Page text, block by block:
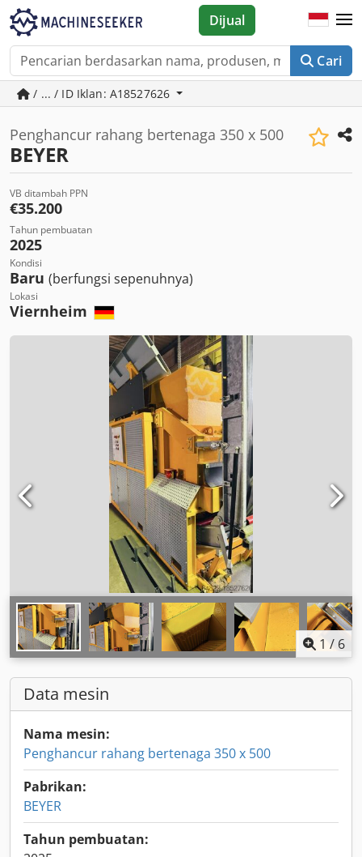
Cari
Dijual
/ ... / ID Iklan: A18527626
Penghancur rahang bertenaga 350 x 500
BEYER
VB ditambah PPN
€35.200
Tahun pembuatan
2025
Kondisi
Baru (berfungsi sepenuhnya)
Lokasi
Viernheim
1 / 6
Data mesin
Nama mesin:
Penghancur rahang bertenaga 350 x 500
Pabrikan:
BEYER
Tahun pembuatan: